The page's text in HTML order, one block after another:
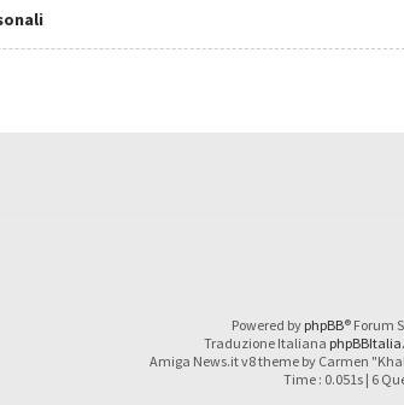
Powered by phpBB® Forum
Traduzione Italiana
Amiga News.it v8 theme by Carmen
Time : 0.051s | 6